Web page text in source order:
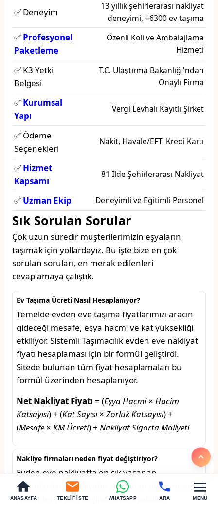
ANASAYFA TEKLIF İSTE WHATSAPP ARA MENÜ
✅ Deneyim
13 yıllık şehirlerarası nakliyat
deneyimi, +6300 ev taşıma
✅ Profesyonel
Paketleme
Özenli Koli ve Ambalajlama
Hizmeti
✅ K3 Yetki
Belgesi
T.C. Ulaştırma Bakanlığı'ndan
Onaylı Firma
✅ Kurumsal
Yapı
Vergi Levhalı Kayıtlı Şirket
✅ Ödeme
Seçenekleri
Nakit, Havale/EFT, Kredi Kartı
✅ Hizmet
Kapsamı
81 İlde Şehirlerarası Nakliyat
✅ Uzman Ekip Deneyimli ve Eğitimli Personel
Sık Sorulan Sorular
Çok uzun süredir müşterilerimizin eşyalarını
taşımak için yollardayız. Bu işte bize en çok
sorulan soruları, en merak edilenleri
cevaplamaya çalıştık.
Ev Taşıma Ücreti Nasıl Hesaplanıyor?
Temelde evden eve taşıma fiyatlarımızı aracın
gideceği mesafe, eşya hacmi ve kat yüksekliği
etkiliyor. Sistemli Taşımacılık evden eve nakliyat
fiyatı hesaplaması için bir formül geliştirdi.
Sitede bulunan tüm fiyat hesaplamaları bu
formül üzerinden hesaplanıyor.
Net Nakliyat Fiyatı = (Eşya Hacmi× Hacim
Katsayısı) + (Kat Sayısı × Zorluk Katsayısı) +
(Mesafe × KM Ücreti) + Nakliyat Sigorta Maliyeti
Nakliye firmaları neden fiyat değiştiriyor?
Evden eve nakliyatta en sık yaşanan
sorunlardan biri, fiyatın sonradan değişmesidir.
Nedenlerini dört başlıkta inceleyebiliriz: